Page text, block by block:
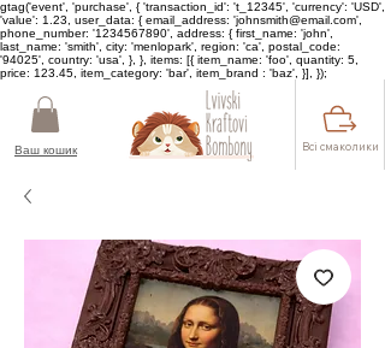
gtag('event', 'purchase', { 'transaction_id': 't_12345', 'currency': 'USD',
'value': 1.23, user_data: { email_address: 'johnsmith@email.com',
phone_number: '1234567890', address: { first_name: 'john',
last_name: 'smith', city: 'menlopark', region: 'ca', postal_code:
'94025', country: 'usa', }, }, items: [{ item_name: 'foo', quantity: 5,
price: 123.45, item_category: 'bar', item_brand : 'baz', }], });
Ваш кошик Всі смаколики